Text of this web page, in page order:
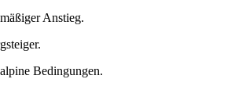
Anstieg.
Bedingungen.